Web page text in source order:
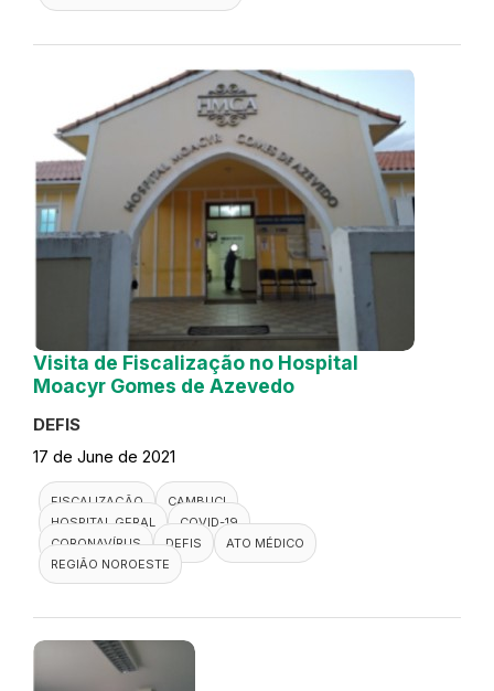
Visita de Fiscalização no Hospital
Moacyr Gomes de Azevedo
DEFIS
17 de June de 2021
FISCALIZAÇÃO
CAMBUCI
HOSPITAL GERAL
COVID-19
CORONAVÍRUS
DEFIS
ATO MÉDICO
REGIÃO NOROESTE